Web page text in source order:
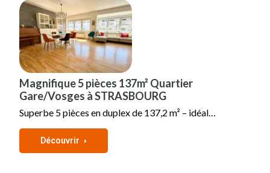
Magnifique 5 pièces 137m² Quartier
Gare/Vosges à STRASBOURG
Superbe 5 pièces en duplex de 137,2 m² – idéal…
Découvrir